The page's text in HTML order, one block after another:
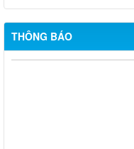
THÔNG BÁO
Thông báo khám sức